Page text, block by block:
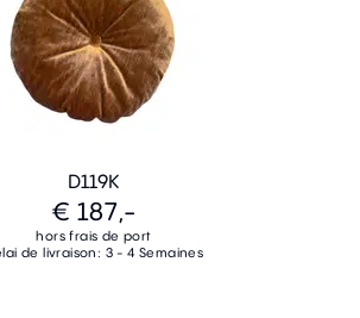
D119K
€ 187,-
hors frais de port
de livraison: 3 - 4 Semaines